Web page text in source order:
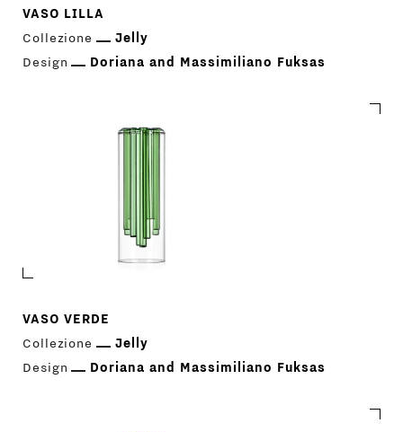
VASO LILLA
Collezione
Jelly
Design
Doriana and Massimiliano Fuksas
VASO VERDE
Collezione
Jelly
Design
Doriana and Massimiliano Fuksas